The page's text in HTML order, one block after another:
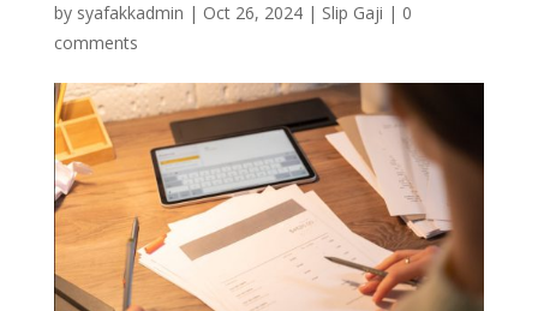
by syafakkadmin | Oct 26, 2024| Slip Gaji | 0
comments